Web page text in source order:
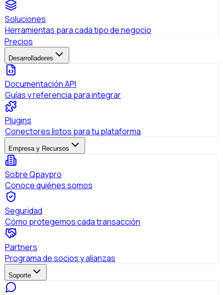
Soluciones
Herramientas para cada tipo de negocio
Precios
Desarrolladores
Documentación API
Guías y referencia para integrar
Plugins
Conectores listos para tu plataforma
Empresa y Recursos
Sobre Qpaypro
Conoce quiénes somos
Seguridad
Cómo protegemos cada transacción
Partners
Programa de socios y alianzas
Soporte